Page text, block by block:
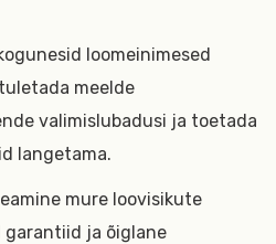
loomeinimesed
meelde
valimislubadusi ja toetada
langetama.
mure loovisikute
garantiid ja õiglane